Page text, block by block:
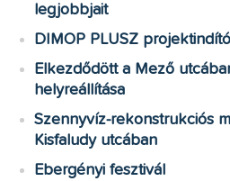
legjobbjait
DIMOP PLUSZ
Elkezdődött a Mező
helyreállítása
Szennyvíz-rekonstrukciós
Kisfaludy utcában
Ebergényi fesztivál